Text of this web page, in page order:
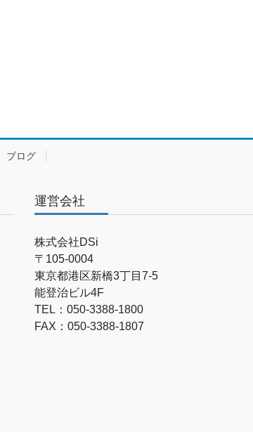
ブログ
運営会社
株式会社DSi
〒105-0004
東京都港区新橋3丁目7-5
能登治ビル4F
TEL：050-3388-1800
FAX：050-3388-1807